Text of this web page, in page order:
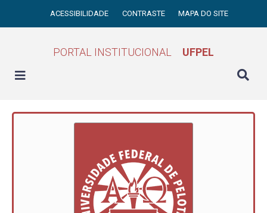
ACESSIBILIDADE CONTRASTE MAPA DO SITE
PORTAL INSTITUCIONAL UFPEL